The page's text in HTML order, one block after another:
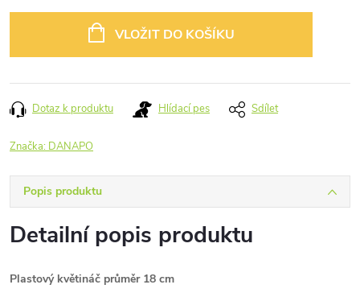
VLOŽIT DO KOŠÍKU
Dotaz k produktu Hlídací pes Sdílet
Značka: DANAPO
Popis produktu
Detailní popis produktu
Plastový květináč průměr 18 cm